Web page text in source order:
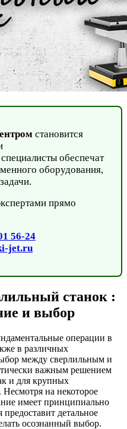
становится
обеспечат
оборудования,
прямо
56-24
jet.ru
станок :
и выбор
операции в
в различных
между сверлильным и
важным решением
и для крупных
на некоторое
имеет принципиально
предоставит детальное
осознанный выбор.